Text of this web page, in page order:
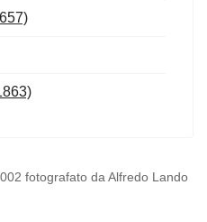
fotografato da Alfredo Lando